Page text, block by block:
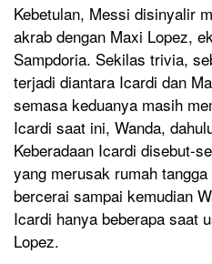
Kebetulan, Messi disinyalir
akrab dengan Maxi Lopez,
Sampdoria. Sekilas trivia,
terjadi diantara Icardi dan
semasa keduanya masih
Icardi saat ini, Wanda,
Keberadaan Icardi disebut-
yang merusak rumah
bercerai sampai kemudian
Icardi hanya beberapa saat
Lopez.